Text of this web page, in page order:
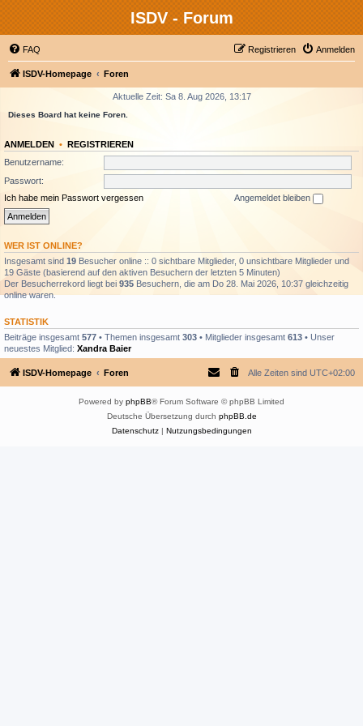
ISDV - Forum
FAQ Anmelden
Registrieren
ISDV-Homepage Foren
Aktuelle Zeit: Sa 8. Aug 2026, 13:17
Dieses Board hat keine Foren.
ANMELDEN • REGISTRIEREN
Benutzername:
Passwort:
Ich habe mein Passwort vergessen
Angemeldet bleiben
WER IST ONLINE?
Insgesamt sind 19 Besucher online :: 0 sichtbare Mitglieder, 0 unsichtbare Mitglieder und
19 Gäste (basierend auf den aktiven Besuchern der letzten 5 Minuten)
Der Besucherrekord liegt bei 935 Besuchern, die am Do 28. Mai 2026, 10:37 gleichzeitig
online waren.
STATISTIK
Beiträge insgesamt 577 • Themen insgesamt 303 • Mitglieder insgesamt 613 • Unser
neuestes Mitglied: Xandra Baier
ISDV-Homepage Foren Alle Zeiten sind UTC+02:00
Powered by phpBB® Forum Software © phpBB Limited
Deutsche Übersetzung durch phpBB.de
Datenschutz| Nutzungsbedingungen